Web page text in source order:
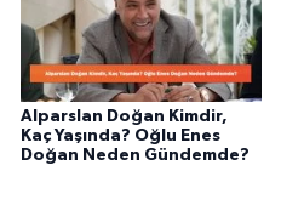
Alparslan Doğan Kimdir,
Kaç Yaşında? Oğlu Enes
Doğan Neden Gündemde?